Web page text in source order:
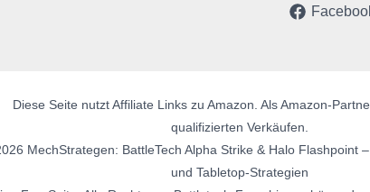
Diese Seite nutzt Affiliate Links zu Amazon. Als Amazon-
qualifizierten Verkäufen.
MechStrategen: BattleTech Alpha Strike & Halo Flashpoint
und Tabletop-Strategien